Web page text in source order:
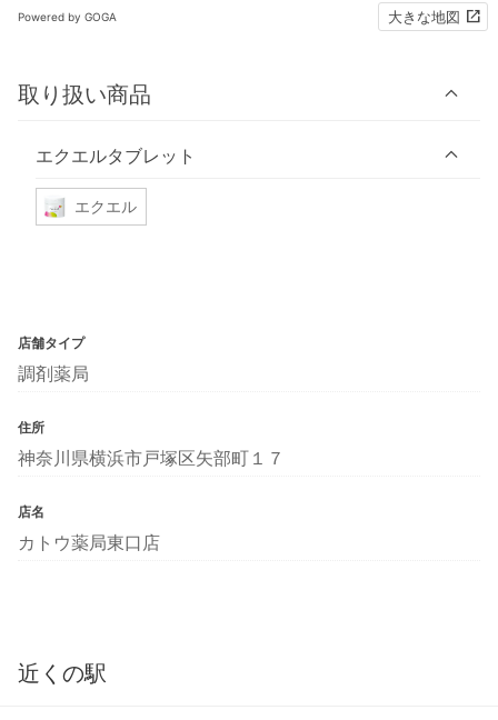
Powered by GOGA 大きな地図
取り扱い商品
エクエルタブレット
エクエル
店舗タイプ
調剤薬局
住所
神奈川県横浜市戸塚区矢部町１７
店名
カトウ薬局東口店
近くの駅